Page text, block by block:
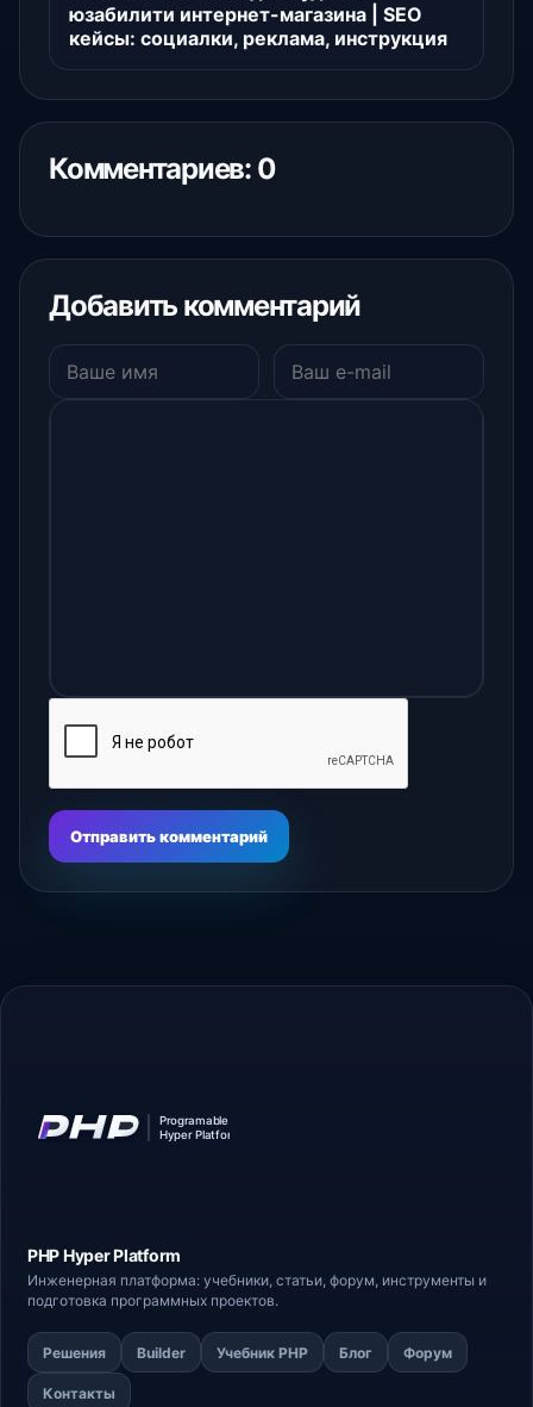
юзабилити интернет-магазина | SEO
кейсы: социалки, реклама, инструкция
Комментариев: 0
Добавить комментарий
Отправить комментарий
PHP HyperPlatform
Инженерная платформа: учебники, статьи, форум, инструменты и
подготовка программных проектов.
Решения Builder Учебник PHP Блог Форум
Контакты